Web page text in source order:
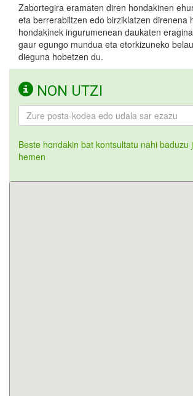
Zabortegira eramaten diren hondakinen
eta berrerabiltzen edo birziklatzen direnena
hondakinek ingurumenean daukaten
gaur egungo mundua eta etorkizuneko
dieguna hobetzen du.
NON UTZI
Beste hondakin bat kontsultatu nahi baduzu
hemen